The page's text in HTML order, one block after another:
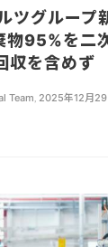
ツグループ
95%を二
収を含めず
Team, 2025年12月29